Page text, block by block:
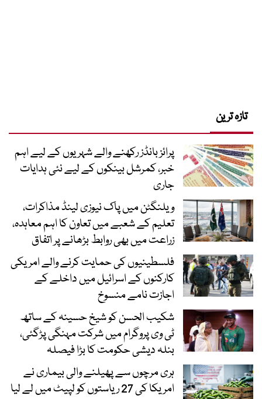
تازہ ترین
پرائز بانڈز رکھنے والے شہریوں کے لیے اہم
خبر، کمرشل بینکوں کے لیے نئی ہدایات
جاری
ویلنگٹن میں پاک نیوزی لینڈ مذاکرات،
تعلیم کے شعبے میں تعاون کا اہم معاہدہ،
زراعت میں بھی روابط بڑھانے پر اتفاق
فلسطینیوں کی حمایت کرنے والے امریکی
کارکنوں کے اسرائیل میں داخلے کے
اجازت نامے منسوخ
شکیب الحسن کو شیخ حسینہ کے ساتھ
ٹی وی پروگرام میں شرکت مہنگی پڑگئی،
بنلہ دیشی حکومت کا بڑا فیصلہ
ہری مرچوں سے پھیلنے والی بیماری نے
امریکا کی 27 ریاستوں کو لپیٹ میں لے لیا